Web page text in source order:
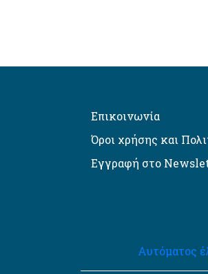
Επικοινωνία
Όροι χρήσης και
Εγγραφή στο
Αυτόματος